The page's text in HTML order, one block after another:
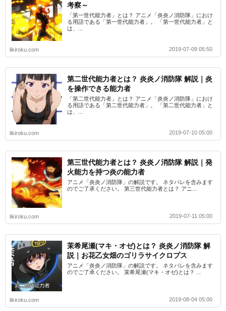
考察～
「第一世代能力者」とは？ アニメ「炎炎ノ消防隊」におけ
る用語である「第一世代能力者」。 「第一世代能力者」と
は、...
likiroku.com 2019-07-09 05:50
第二世代能力者とは？ 炎炎ノ消防隊 解説｜炎
を操作できる能力者
「第二世代能力者」とは？ アニメ「炎炎ノ消防隊」におけ
る用語である「第二世代能力者」。 「第二世代能力者」と
は、...
likiroku.com 2019-07-10 05:00
第三世代能力者とは？ 炎炎ノ消防隊 解説｜発
火能力を持つ炎の能力者
アニメ「炎炎ノ消防隊」の解説です。 ネタバレを含みます
のでご了承ください。 第三世代能力者とは？ アニ...
likiroku.com 2019-07-11 05:00
茉希尾瀬(マキ・オゼ)とは？ 炎炎ノ消防隊 解
説｜お花乙女畑のゴリラサイクロプス
アニメ「炎炎ノ消防隊」の解説です。 ネタバレを含みます
のでご了承ください。 茉希尾瀬(マキ・オゼ)とは？ ...
likiroku.com 2019-08-04 05:00